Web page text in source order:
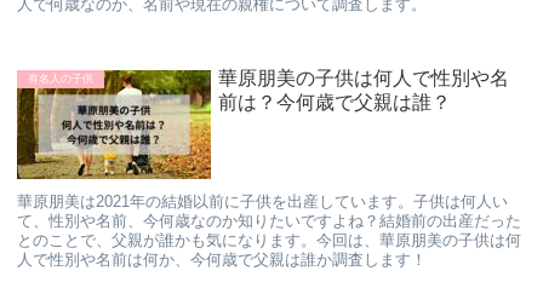
人で何歳なのか、名前や現在の親権について調査します。
有名人の子供
華原朋美の子供は何人で性別や名
前は？今何歳で父親は誰？
華原朋美は2021年の結婚以前に子供を出産しています。子供は何人い
て、性別や名前、今何歳なのか知りたいですよね？結婚前の出産だった
とのことで、父親が誰かも気になります。今回は、華原朋美の子供は何
人で性別や名前は何か、今何歳で父親は誰か調査します！